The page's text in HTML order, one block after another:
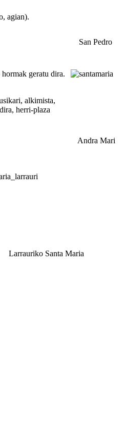
San Pedro
agian).
Andra Mari
geratu dira.
alkimista,
herri-plaza
Larrauriko Santa Maria